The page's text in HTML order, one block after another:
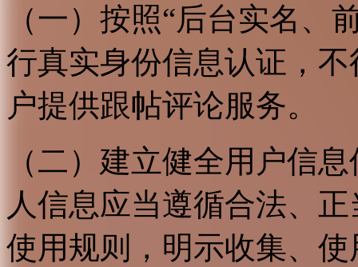
（一）按照“后台实名、
行真实身份信息认证，
户提供跟帖评论服务。
（二）建立健全用户信
人信息应当遵循合法、
使用规则，明示收集、